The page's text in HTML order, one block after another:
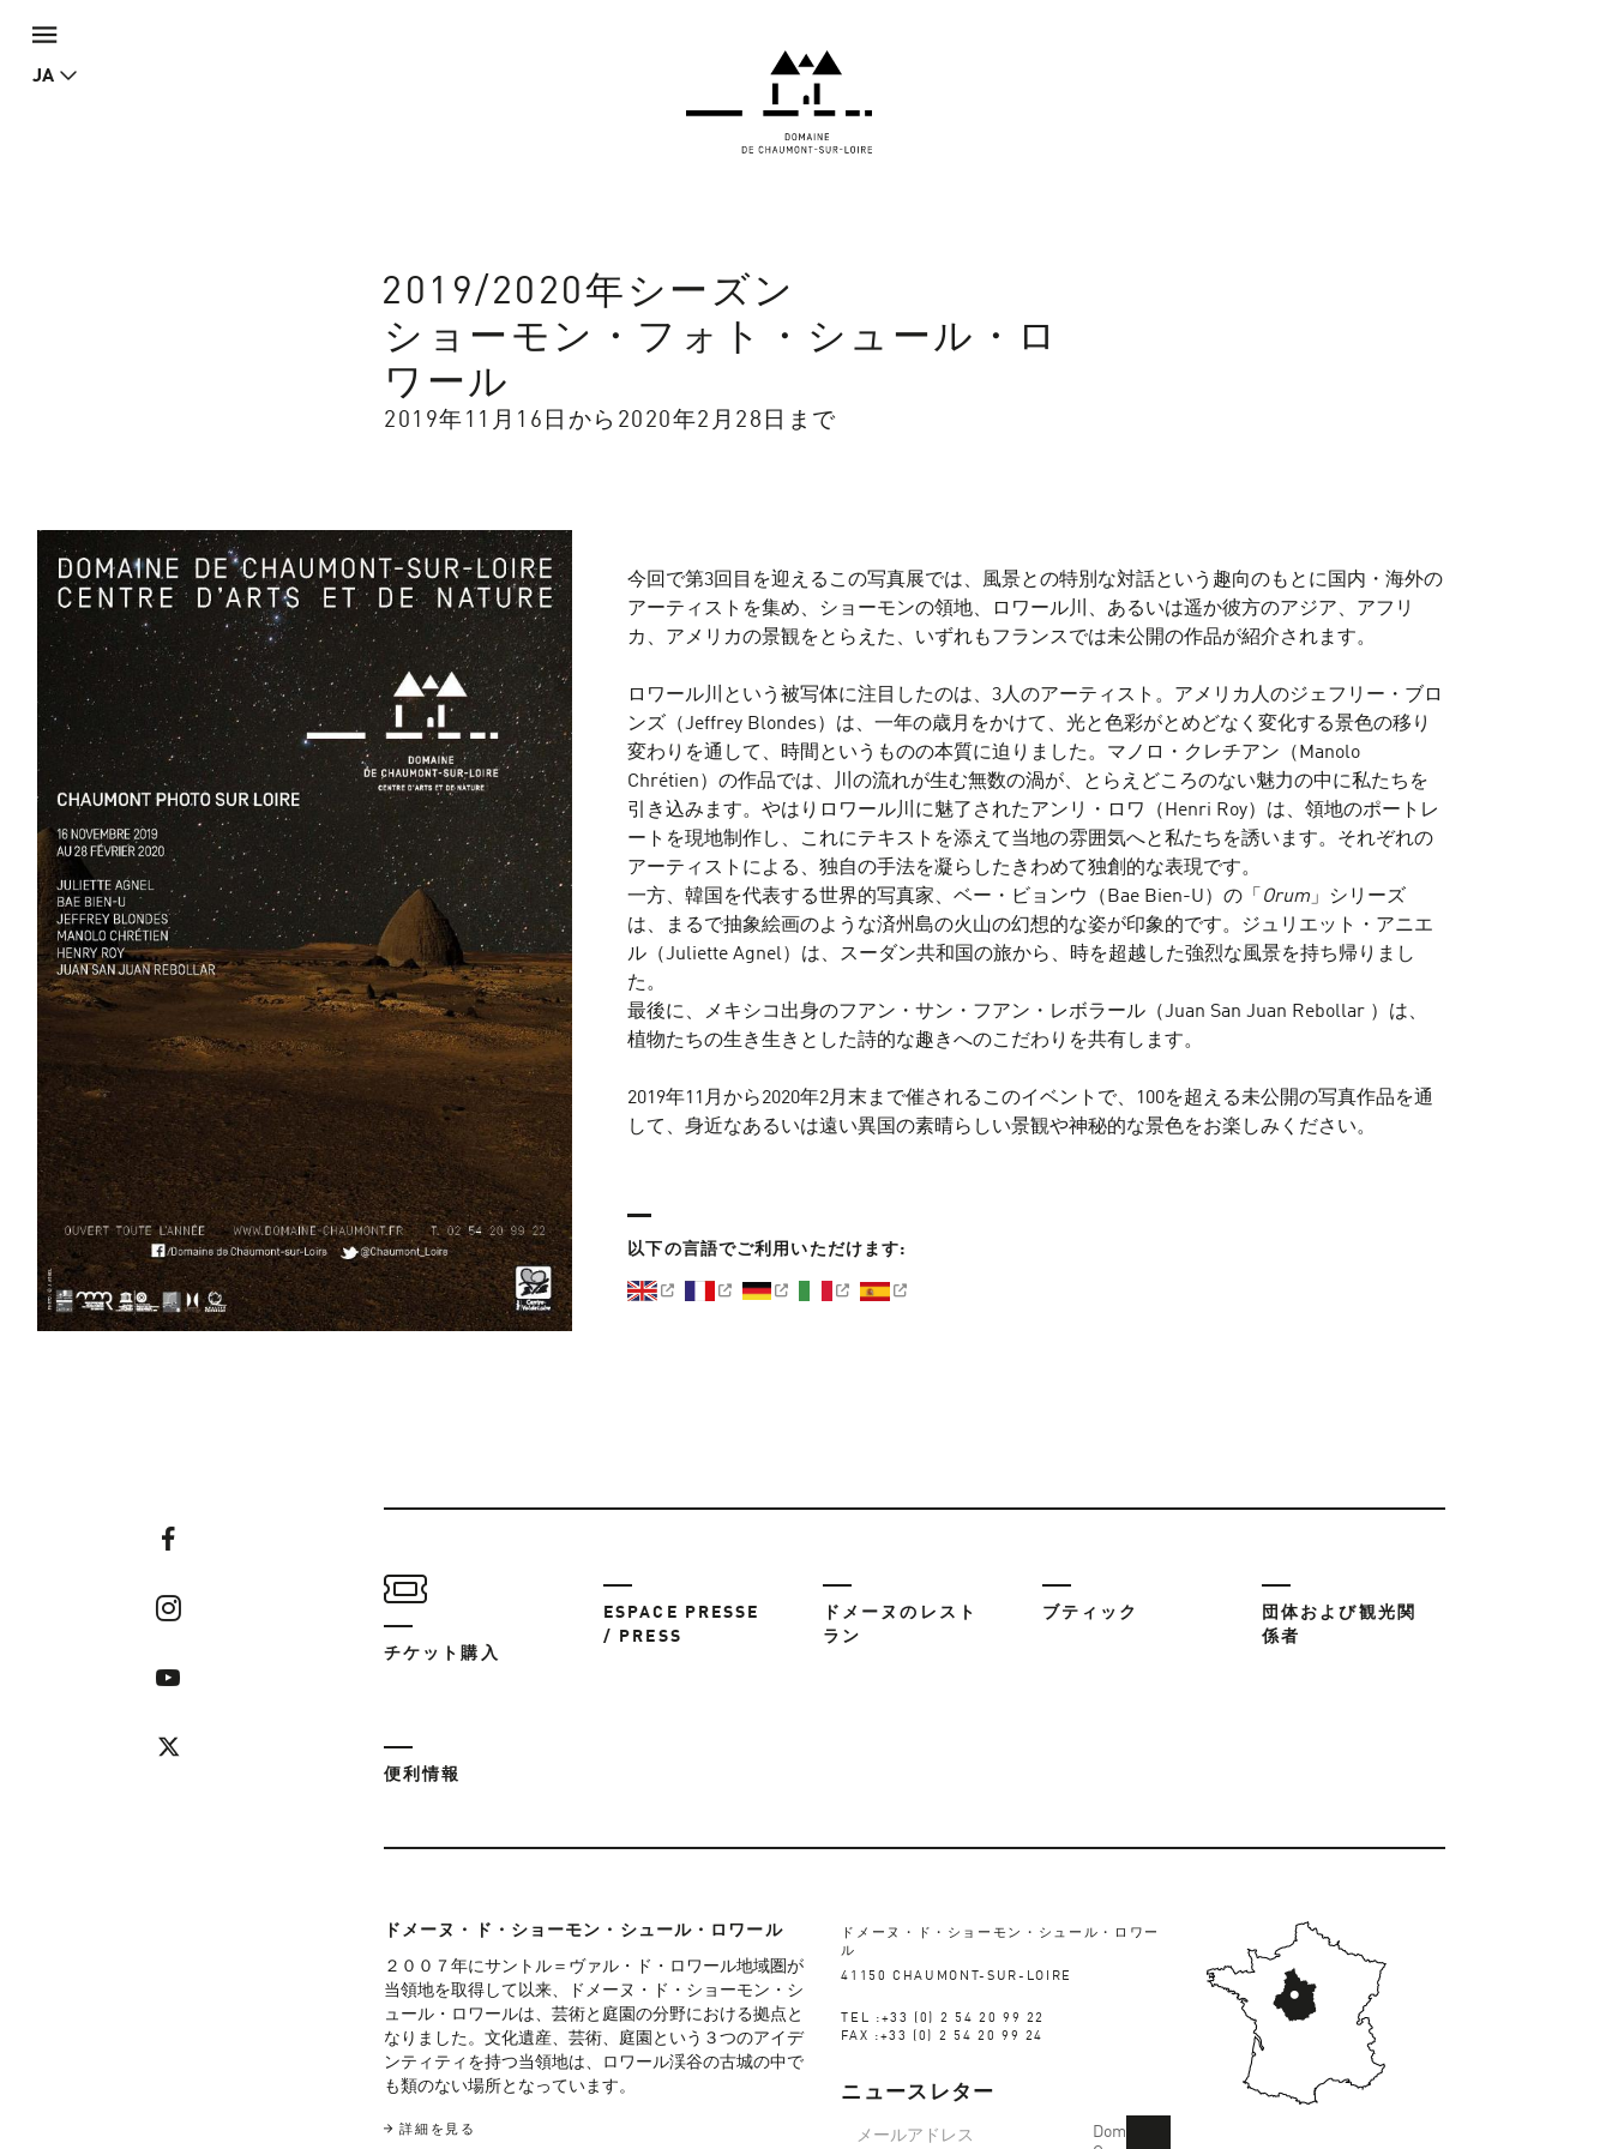
JA
2019/2020年シーズン
ショーモン・フォト・シュール・ロ
ワール
2019年11月16日から2020年2月28日まで
今回で第3回目を迎えるこの写真展では、風景との特別な対話という趣向のもとに国内・海外の
アーティストを集め、ショーモンの領地、ロワール川、あるいは遥か彼方のアジア、アフリ
カ、アメリカの景観をとらえた、いずれもフランスでは未公開の作品が紹介されます。
ロワール川という被写体に注目したのは、3人のアーティスト。アメリカ人のジェフリー・ブロ
ンズ（Jeffrey Blondes）は、一年の歳月をかけて、光と色彩がとめどなく変化する景色の移り
変わりを通して、時間というものの本質に迫りました。マノロ・クレチアン（Manolo
Chrétien）の作品では、川の流れが生む無数の渦が、とらえどころのない魅力の中に私たちを
引き込みます。やはりロワール川に魅了されたアンリ・ロワ（Henri Roy）は、領地のポートレ
ートを現地制作し、これにテキストを添えて当地の雰囲気へと私たちを誘います。それぞれの
アーティストによる、独自の手法を凝らしたきわめて独創的な表現です。
一方、韓国を代表する世界的写真家、ベー・ビョンウ（Bae Bien-U）の「 Orum 」シリーズ
は、まるで抽象絵画のような済州島の火山の幻想的な姿が印象的です。ジュリエット・アニエ
ル（Juliette Agnel）は、スーダン共和国の旅から、時を超越した強烈な風景を持ち帰りまし
た。
最後に、メキシコ出身のフアン・サン・フアン・レボラール（Juan San Juan Rebollar ）は、
植物たちの生き生きとした詩的な趣きへのこだわりを共有します。
2019年11月から2020年2月末まで催されるこのイベントで、100を超える未公開の写真作品を通
して、身近なあるいは遠い異国の素晴らしい景観や神秘的な景色をお楽しみください。
以下の言語でご利用いただけます:
チケット購入
ESPACE PRESSE
/ PRESS
ドメーヌのレスト
ラン
ブティック
団体および観光関
係者
便利情報
ドメーヌ・ド・ショーモン・シュール・ロワール
２００７年にサントル＝ヴァル・ド・ロワール地域圏が
当領地を取得して以来、ドメーヌ・ド・ショーモン・シ
ュール・ロワールは、芸術と庭園の分野における拠点と
なりました。文化遺産、芸術、庭園という３つのアイデ
ンティティを持つ当領地は、ロワール渓谷の古城の中で
も類のない場所となっています。
詳細を見る
ドメーヌ・ド・ショーモン・シュール・ロワー
ル
41150 CHAUMONT-SUR-LOIRE
TEL :+33 (0) 2 54 20 99 22
FAX :+33 (0) 2 54 20 99 24
ニュースレター